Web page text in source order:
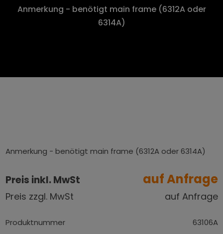
Anmerkung - benötigt main frame (6312A oder
6314A)
Anmerkung - benötigt main frame (6312A oder 6314A)
Preis inkl. MwSt auf Anfrage
Preis zzgl. MwSt auf Anfrage
Produktnummer 63106A